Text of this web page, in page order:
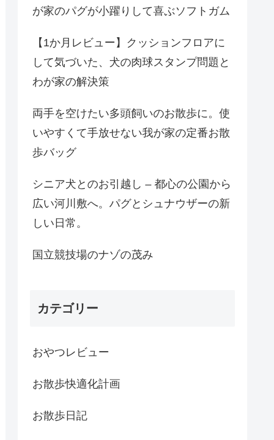
が家のパグが小躍りして喜ぶソフトガム
【1か月レビュー】クッションフロアに
して気づいた、犬の肉球スタンプ問題と
わが家の解決策
両手を空けたい多頭飼いのお散歩に。使
いやすくて手放せない我が家の定番お散
歩バッグ
シニア犬とのお引越し – 都心の公園から
広い河川敷へ。パグとシュナウザーの新
しい日常。
国立競技場のナゾの茂み
カテゴリー
おやつレビュー
お散歩快適化計画
お散歩日記